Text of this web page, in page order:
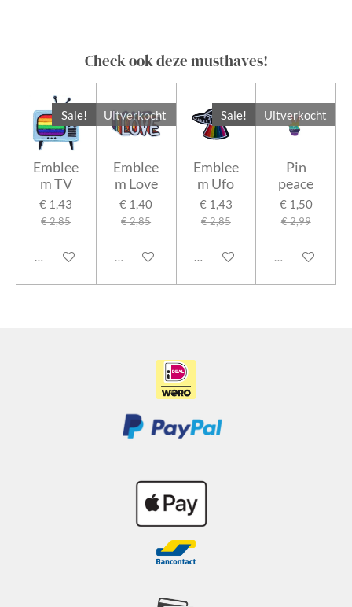
Check ook deze musthaves!
Sale!
Emblee
m TV
€ 1,43
€ 2,85
In winkelwagen
Uitverkocht
Emblee
m Love
€ 1,40
€ 2,85
Uitverkocht
Sale!
Emblee
m Ufo
€ 1,43
€ 2,85
In winkelwagen
Uitverkocht
Pin
peace
€ 1,50
€ 2,99
Uitverkocht